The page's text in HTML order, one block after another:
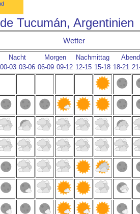
Tucumán, Argentinien
Wetter
Nacht Morgen Nachmittag
Abend
00-03 03-06 06-09 09-12 12-15 15-18 18-21